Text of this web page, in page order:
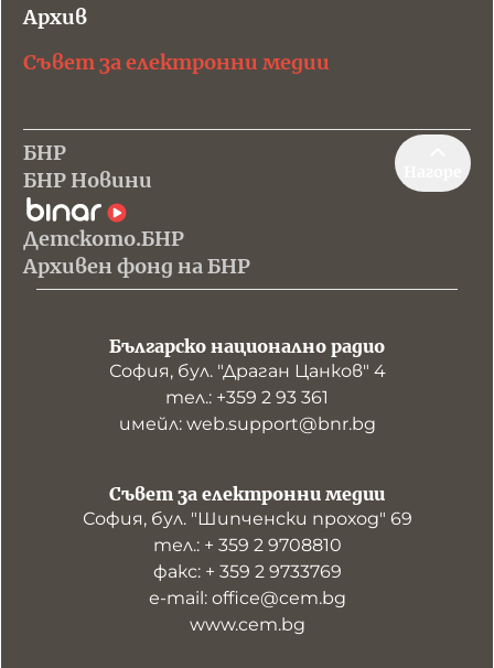
Архив
Съвет за електронни медии
БНР
БНР Новини
Детското.БНР
Архивен фонд на БНР
Българско национално радио
София, бул. "Драган Цанков" 4
тел.: +359 2 93 361
имейл: web.support@bnr.bg
Съвет за електронни медии
София, бул. "Шипченски проход" 69
тел.: + 359 2 9708810
факс: + 359 2 9733769
е-mail: office@cem.bg
www.cem.bg